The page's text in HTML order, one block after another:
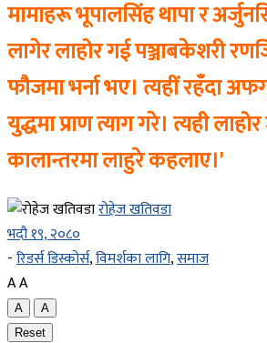
मामाहरू भूपालसिंह थापा र
लागेर लाहोर गई पञ्जाबकेशरी
फौजमा भर्ना भए। त्यहीं रहँदा
युद्धमा प्राण त्याग गरे। त्यही
कालान्तरमा लाहुरे कहलाए।'
रोहेज खतिवडा
भदौ १९, २०८०
-रिडर्स डिस्कोर्स,विमर्शका लागि,समाज
AA
A
A
Reset